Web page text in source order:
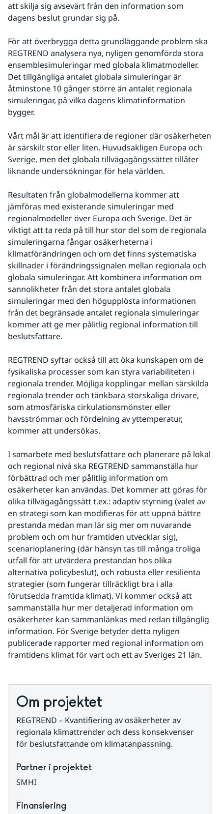
att skilja sig avsevärt från den information som
dagens beslut grundar sig på.
För att överbrygga detta grundläggande problem ska
REGTREND analysera nya, nyligen genomförda stora
ensemblesimuleringar med globala klimatmodeller.
Det tillgängliga antalet globala simuleringar är
åtminstone 10 gånger större än antalet regionala
simuleringar, på vilka dagens klimatinformation
bygger.
Vårt mål är att identifiera de regioner där osäkerheten
är särskilt stor eller liten. Huvudsakligen Europa och
Sverige, men det globala tillvägagångssättet tillåter
liknande undersökningar för hela världen.
Resultaten från globalmodellerna kommer att
jämföras med existerande simuleringar med
regionalmodeller över Europa och Sverige. Det är
viktigt att ta reda på till hur stor del som de regionala
simuleringarna fångar osäkerheterna i
klimatförändringen och om det finns systematiska
skillnader i förändringssignalen mellan regionala och
globala simuleringar. Att kombinera information om
sannolikheter från det stora antalet globala
simuleringar med den högupplösta informationen
från det begränsade antalet regionala simuleringar
kommer att ge mer pålitlig regional information till
beslutsfattare.
REGTREND syftar också till att öka kunskapen om de
fysikaliska processer som kan styra variabiliteten i
regionala trender. Möjliga kopplingar mellan särskilda
regionala trender och tänkbara storskaliga drivare,
som atmosfäriska cirkulationsmönster eller
havsströmmar och fördelning av yttemperatur,
kommer att undersökas.
I samarbete med beslutsfattare och planerare på lokal
och regional nivå ska REGTREND sammanställa hur
förbättrad och mer pålitlig information om
osäkerheter kan användas. Det kommer att göras för
olika tillvägagångssätt t.ex.: adaptiv styrning (valet av
en strategi som kan modifieras för att uppnå bättre
prestanda medan man lär sig mer om nuvarande
problem och om hur framtiden utvecklar sig),
scenarioplanering (där hänsyn tas till många troliga
utfall för att utvärdera prestandan hos olika
alternativa policybeslut), och robusta eller resilienta
strategier (som fungerar tillräckligt bra i alla
förutsedda framtida klimat). Vi kommer också att
sammanställa hur mer detaljerad information om
osäkerheter kan sammanlänkas med redan tillgänglig
information. För Sverige betyder detta nyligen
publicerade rapporter med regional information om
framtidens klimat för vart och ett av Sveriges 21 län.
Om projektet
REGTREND – Kvantifiering av osäkerheter av
regionala klimattrender och dess konsekvenser
för beslutsfattande om klimatanpassning.
Partner i projektet
SMHI
Finansiering